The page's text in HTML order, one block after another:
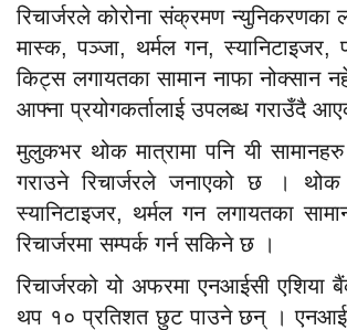
रिचार्जरले कोरोना संक्रमण न्युनिकरणका
मास्क, पञ्जा, थर्मल गन, स्यानिटाइजर,
किट्स लगायतका सामान नाफा नोक्सान
आफ्ना प्रयोगकर्तालाई उपलब्ध गराउँदै
मुलुकभर थोक मात्रामा पनि यी
गराउने रिचार्जरले जनाएको छ । थोक
स्यानिटाइजर, थर्मल गन लगायतका
रिचार्जरमा सम्पर्क गर्न सकिने छ ।
रिचार्जरको यो अफरमा एनआईसी एशिया
थप १० प्रतिशत छुट पाउने छन् ।